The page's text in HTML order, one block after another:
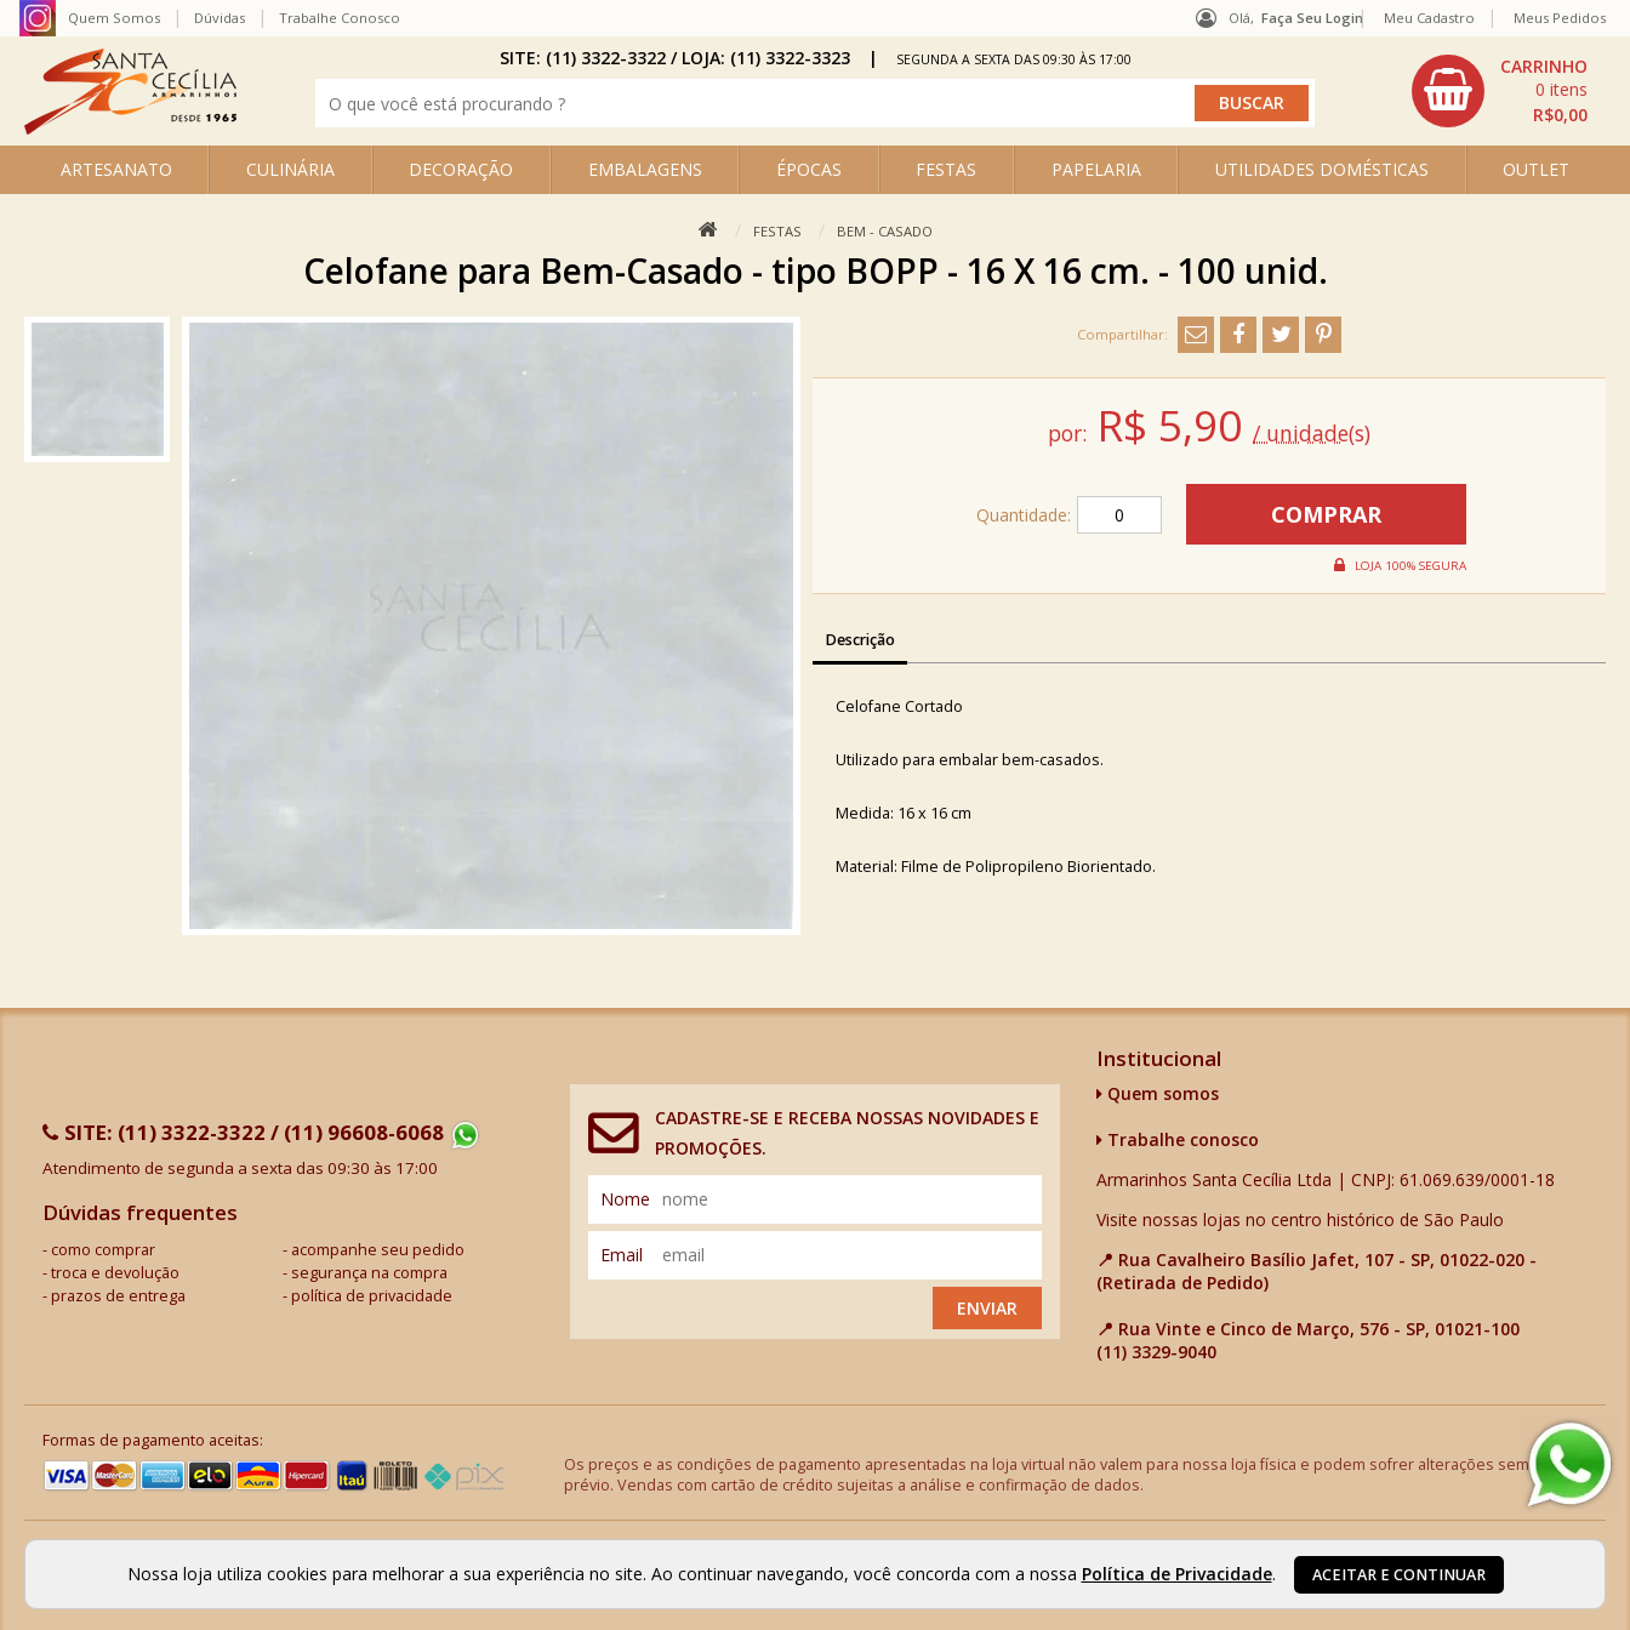
Olá, Faça Seu Login
ARTESANATO CULINÁRIA DECORAÇÃO EMBALAGENS ÉPOCAS FESTAS PAPELARIA UTILIDADES DOMÉSTICAS OUTLET
R$0,00
0
Quem Somos Dúvidas Trabalhe Conosco Meu Cadastro Meus Pedidos
SITE: (11) 3322-3322 / LOJA: (11) 3322-3323 SEGUNDA A SEXTA DAS 09:30 ÀS 17:00
FESTAS BEM - CASADO
Celofane para Bem-Casado - tipo BOPP - 16 X 16 cm. - 100 unid.
por: R$ 5,90 / unidade(s)
Quantidade:
Descrição
Celofane Cortado
Utilizado para embalar bem-casados.
Medida: 16 x 16 cm
Material: Filme de Polipropileno Biorientado.
SITE: (11) 3322-3322 / (11) 96608-6068
Atendimento de segunda a sexta das 09:30 às 17:00
Dúvidas frequentes
como comprar
acompanhe seu pedido
troca e devolução
segurança na compra
prazos de entrega
política de privacidade
CADASTRE-SE E RECEBA NOSSAS NOVIDADES E
PROMOÇÕES.
Nome
Email
ENVIAR
Institucional
Quem somos
Trabalhe conosco
Armarinhos Santa Cecília Ltda | CNPJ: 61.069.639/0001-18
Visite nossas lojas no centro histórico de São Paulo
📍 Rua Cavalheiro Basílio Jafet, 107 - SP, 01022-020 -
(Retirada de Pedido)
📍 Rua Vinte e Cinco de Março, 576 - SP, 01021-100
(11) 3329-9040
Formas de pagamento aceitas:
Os preços e as condições de pagamento apresentadas na loja virtual não valem para nossa loja física e podem sofrer alterações sem aviso
prévio. Vendas com cartão de crédito sujeitas a análise e confirmação de dados.
Nossa loja utiliza cookies para melhorar a sua experiência no site. Ao continuar navegando, você concorda com a nossa Política de Privacidade. ACEITAR E CONTINUAR